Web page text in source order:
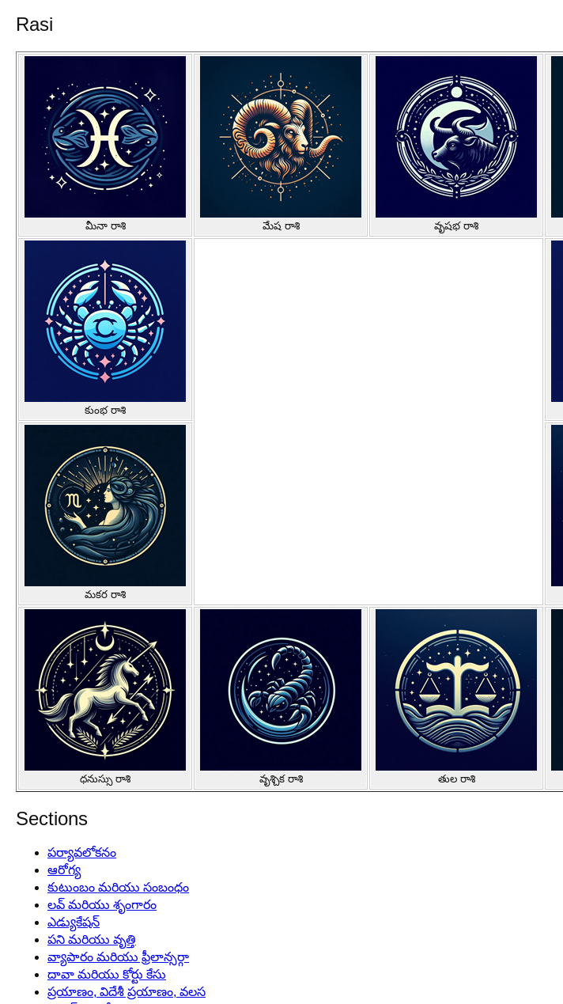
Rasi
మీనా రాశి మేష రాశి వృషభ రాశి
కుంభ రాశి
మకర రాశి
ధనుస్సు రాశి వృశ్చిక రాశి తుల రాశి
Sections
పర్యావలోకనం
ఆరోగ్య
కుటుంబం మరియు సంబంధం
లవ్ మరియు శృంగారం
ఎడ్యుకేషన్
పని మరియు వృత్తి
వ్యాపారం మరియు ఫ్రీలాన్సర్గా
దావా మరియు కోర్టు కేసు
ప్రయాణం, విదేశీ ప్రయాణం, వలస